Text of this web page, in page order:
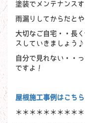
塗装でメンテナンス
雨漏りしてからだと
大切なご自宅・・長
スしていきましょう♪
自分で見れない・・
ですよ！
屋根施工事例はこちら
＊＊＊＊＊＊＊＊＊